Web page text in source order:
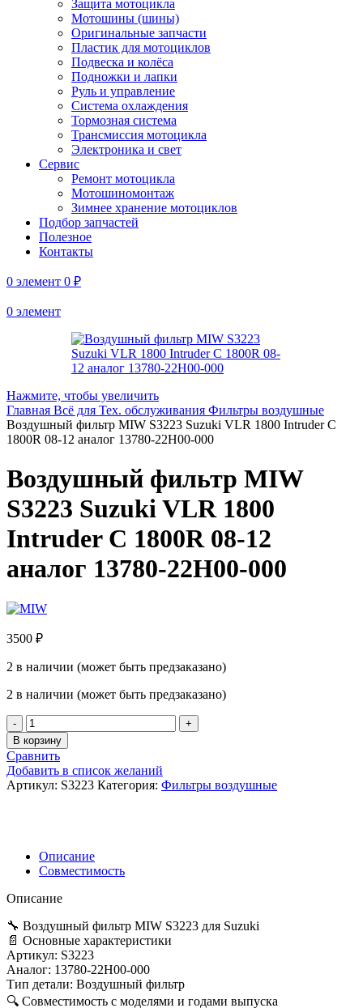
Защита мотоцикла
Мотошины (шины)
Оригинальные запчасти
Пластик для мотоциклов
Подвеска и колёса
Подножки и лапки
Руль и управление
Система охлаждения
Тормозная система
Трансмиссия мотоцикла
Электроника и свет
Сервис
Ремонт мотоцикла
Мотошиномонтаж
Зимнее хранение мотоциклов
Подбор запчастей
Полезное
Контакты
0 элемент 0 ₽
0 элемент
Нажмите, чтобы увеличить
Главная Всё для Тех. обслуживания Фильтры воздушные
Воздушный фильтр MIW S3223 Suzuki VLR 1800 Intruder C
1800R 08-12 аналог 13780-22H00-000
Воздушный фильтр MIW
S3223 Suzuki VLR 1800
Intruder C 1800R 08-12
аналог 13780-22H00-000
3500 ₽
2 в наличии (может быть предзаказано)
2 в наличии (может быть предзаказано)
Количество
товара
Воздушный
фильтр
MIW
S3223
Intruder
C
1800R
08-
аналог
13780-
22H00-
000
В корзину
Сравнить
Добавить в список желаний
Артикул: S3223 Категория: Фильтры воздушные
Описание
Совместимость
Описание
🔧 Воздушный фильтр MIW S3223 для Suzuki
📄 Основные характеристики
Артикул: S3223
Аналог: 13780-22H00-000
Тип детали: Воздушный фильтр
🔍 Совместимость с моделями и годами выпуска